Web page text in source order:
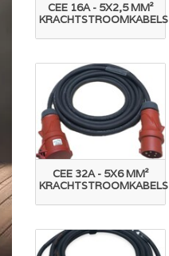
CEE 16A - 5X2,5 MM²
KRACHTSTROOMKABELS
CEE 32A - 5X6 MM²
KRACHTSTROOMKABELS